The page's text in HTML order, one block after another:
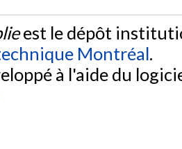
est le dépôt
Montréal.
à l'aide du